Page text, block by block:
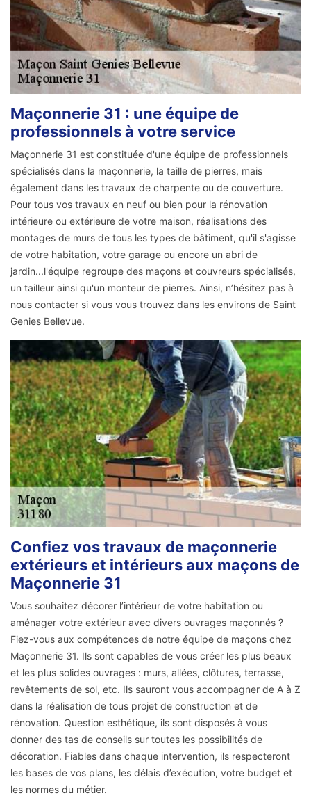
Maçonnerie 31 : une équipe de
professionnels à votre service
Maçonnerie 31 est constituée d'une équipe de professionnels
spécialisés dans la maçonnerie, la taille de pierres, mais
également dans les travaux de charpente ou de couverture.
Pour tous vos travaux en neuf ou bien pour la rénovation
intérieure ou extérieure de votre maison, réalisations des
montages de murs de tous les types de bâtiment, qu'il s'agisse
de votre habitation, votre garage ou encore un abri de
jardin...l'équipe regroupe des maçons et couvreurs spécialisés,
un tailleur ainsi qu'un monteur de pierres. Ainsi, n’hésitez pas à
nous contacter si vous vous trouvez dans les environs de Saint
Genies Bellevue.
Confiez vos travaux de maçonnerie
extérieurs et intérieurs aux maçons de
Maçonnerie 31
Vous souhaitez décorer l’intérieur de votre habitation ou
aménager votre extérieur avec divers ouvrages maçonnés ?
Fiez-vous aux compétences de notre équipe de maçons chez
Maçonnerie 31. Ils sont capables de vous créer les plus beaux
et les plus solides ouvrages : murs, allées, clôtures, terrasse,
revêtements de sol, etc. Ils sauront vous accompagner de A à Z
dans la réalisation de tous projet de construction et de
rénovation. Question esthétique, ils sont disposés à vous
donner des tas de conseils sur toutes les possibilités de
décoration. Fiables dans chaque intervention, ils respecteront
les bases de vos plans, les délais d’exécution, votre budget et
les normes du métier.